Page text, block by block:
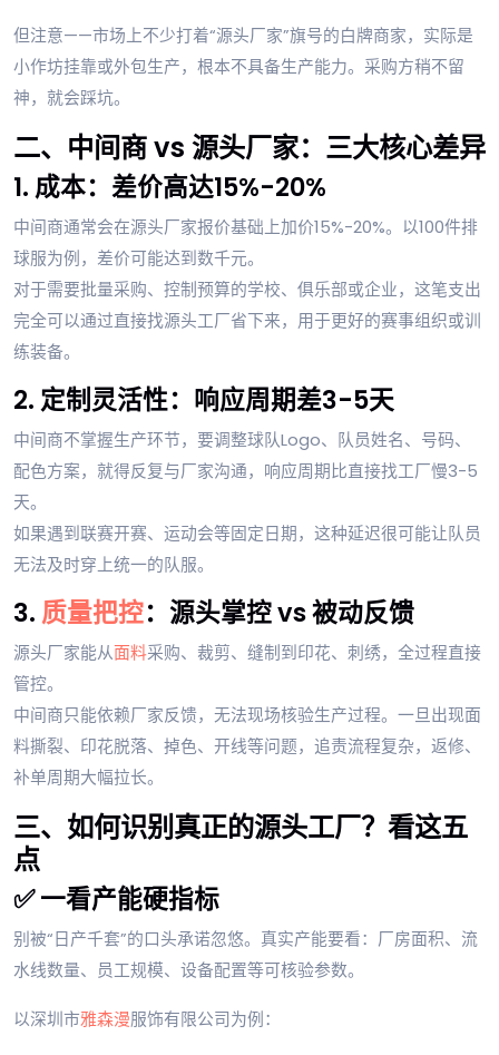
但注意——市场上不少打着“源头厂家”旗号的白牌商家，实际是
小作坊挂靠或外包生产，根本不具备生产能力。采购方稍不留
神，就会踩坑。
二、中间商 vs 源头厂家：三大核心差异
1. 成本：差价高达15%-20%
中间商通常会在源头厂家报价基础上加价15%-20%。以100件排
球服为例，差价可能达到数千元。
对于需要批量采购、控制预算的学校、俱乐部或企业，这笔支出
完全可以通过直接找源头工厂省下来，用于更好的赛事组织或训
练装备。
2. 定制灵活性：响应周期差3-5天
中间商不掌握生产环节，要调整球队Logo、队员姓名、号码、
配色方案，就得反复与厂家沟通，响应周期比直接找工厂慢3-5
天。
如果遇到联赛开赛、运动会等固定日期，这种延迟很可能让队员
无法及时穿上统一的队服。
3.质量把控：源头掌控 vs 被动反馈
源头厂家能从面料采购、裁剪、缝制到印花、刺绣，全过程直接
管控。
中间商只能依赖厂家反馈，无法现场核验生产过程。一旦出现面
料撕裂、印花脱落、掉色、开线等问题，追责流程复杂，返修、
补单周期大幅拉长。
三、如何识别真正的源头工厂？看这五
点
✅ 一看产能硬指标
别被“日产千套”的口头承诺忽悠。真实产能要看：厂房面积、流
水线数量、员工规模、设备配置等可核验参数。
以深圳市雅森漫服饰有限公司为例：